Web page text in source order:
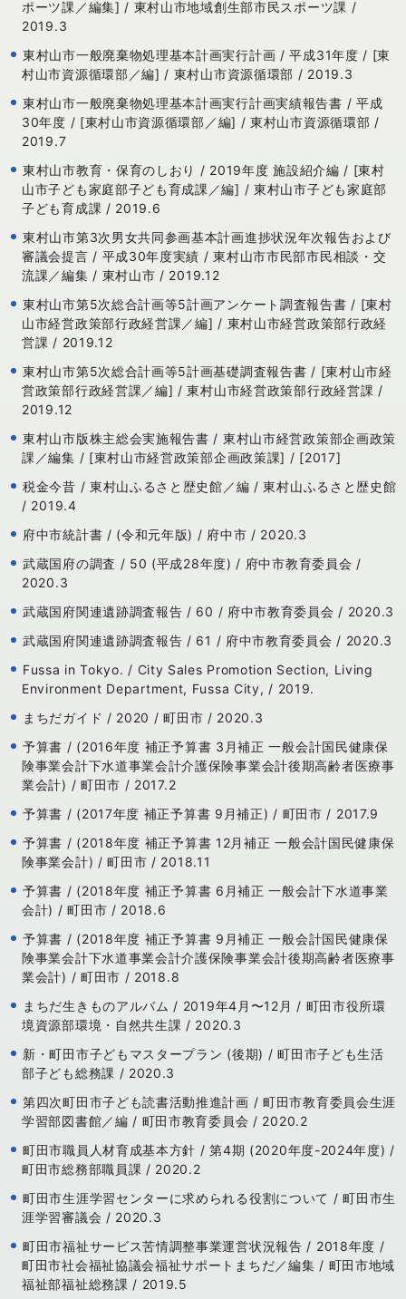
ポーツ課／編集] / 東村山市地域創生部市民スポーツ課 /
2019.3
東村山市一般廃棄物処理基本計画実行計画 / 平成31年度 / [東
村山市資源循環部／編] / 東村山市資源循環部 / 2019.3
東村山市一般廃棄物処理基本計画実行計画実績報告書 / 平成
30年度 / [東村山市資源循環部／編] / 東村山市資源循環部 /
2019.7
東村山市教育・保育のしおり / 2019年度 施設紹介編 / [東村
山市子ども家庭部子ども育成課／編] / 東村山市子ども家庭部
子ども育成課 / 2019.6
東村山市第3次男女共同参画基本計画進捗状況年次報告および
審議会提言 / 平成30年度実績 / 東村山市市民部市民相談・交
流課／編集 / 東村山市 / 2019.12
東村山市第5次総合計画等5計画アンケート調査報告書 / [東村
山市経営政策部行政経営課／編] / 東村山市経営政策部行政経
営課 / 2019.12
東村山市第5次総合計画等5計画基礎調査報告書 / [東村山市経
営政策部行政経営課／編] / 東村山市経営政策部行政経営課 /
2019.12
東村山市版株主総会実施報告書 / 東村山市経営政策部企画政策
課／編集 / [東村山市経営政策部企画政策課] / [2017]
税金今昔 / 東村山ふるさと歴史館／編 / 東村山ふるさと歴史館
/ 2019.4
府中市統計書 / (令和元年版) / 府中市 / 2020.3
武蔵国府の調査 / 50 (平成28年度) / 府中市教育委員会 /
2020.3
武蔵国府関連遺跡調査報告 / 60 / 府中市教育委員会 / 2020.3
武蔵国府関連遺跡調査報告 / 61 / 府中市教育委員会 / 2020.3
Fussa in Tokyo. / City Sales Promotion Section, Living
Environment Department, Fussa City, / 2019.
まちだガイド / 2020 / 町田市 / 2020.3
予算書 / (2016年度 補正予算書 3月補正 一般会計国民健康保
険事業会計下水道事業会計介護保険事業会計後期高齢者医療事
業会計) / 町田市 / 2017.2
予算書 / (2017年度 補正予算書 9月補正) / 町田市 / 2017.9
予算書 / (2018年度 補正予算書 12月補正 一般会計国民健康保
険事業会計) / 町田市 / 2018.11
予算書 / (2018年度 補正予算書 6月補正 一般会計下水道事業
会計) / 町田市 / 2018.6
予算書 / (2018年度 補正予算書 9月補正 一般会計国民健康保
険事業会計下水道事業会計介護保険事業会計後期高齢者医療事
業会計) / 町田市 / 2018.8
まちだ生きものアルバム / 2019年4月〜12月 / 町田市役所環
境資源部環境・自然共生課 / 2020.3
新・町田市子どもマスタープラン (後期) / 町田市子ども生活
部子ども総務課 / 2020.3
第四次町田市子ども読書活動推進計画 / 町田市教育委員会生涯
学習部図書館／編 / 町田市教育委員会 / 2020.2
町田市職員人材育成基本方針 / 第4期 (2020年度-2024年度) /
町田市総務部職員課 / 2020.2
町田市生涯学習センターに求められる役割について / 町田市生
涯学習審議会 / 2020.3
町田市福祉サービス苦情調整事業運営状況報告 / 2018年度 /
町田市社会福祉協議会福祉サポートまちだ／編集 / 町田市地域
福祉部福祉総務課 / 2019.5